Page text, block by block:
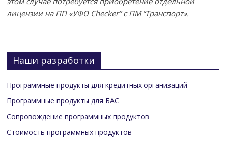
лицензии на ПП «УФО Checker” с ПМ “Транспорт».
Наши разработки
Программные продукты для кредитных организаций
Программные продукты для БАС
Сопровождение программных продуктов
Стоимость программных продуктов